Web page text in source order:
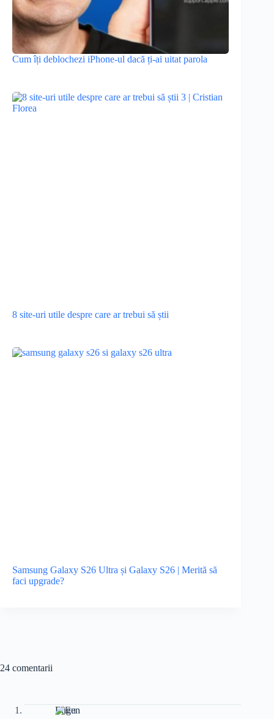
Cum îți deblochezi iPhone-ul dacă ți-ai uitat parola
8 site-uri utile despre care ar trebui să știi
Samsung Galaxy S26 Ultra și Galaxy S26 | Merită să
faci upgrade?
24 comentarii
Eugen